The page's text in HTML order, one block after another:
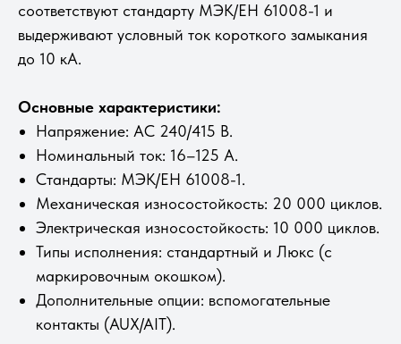
соответствуют стандарту МЭК/ЕН 61008-1 и
выдерживают условный ток короткого замыкания
до 10 кА.
Основные характеристики:
Напряжение: AC 240/415 В.
Номинальный ток: 16–125 А.
Стандарты: МЭК/ЕН 61008-1.
Механическая износостойкость: 20 000 циклов.
Электрическая износостойкость: 10 000 циклов.
Типы исполнения: стандартный и Люкс (с
маркировочным окошком).
Дополнительные опции: вспомогательные
контакты (AUX/AIT).